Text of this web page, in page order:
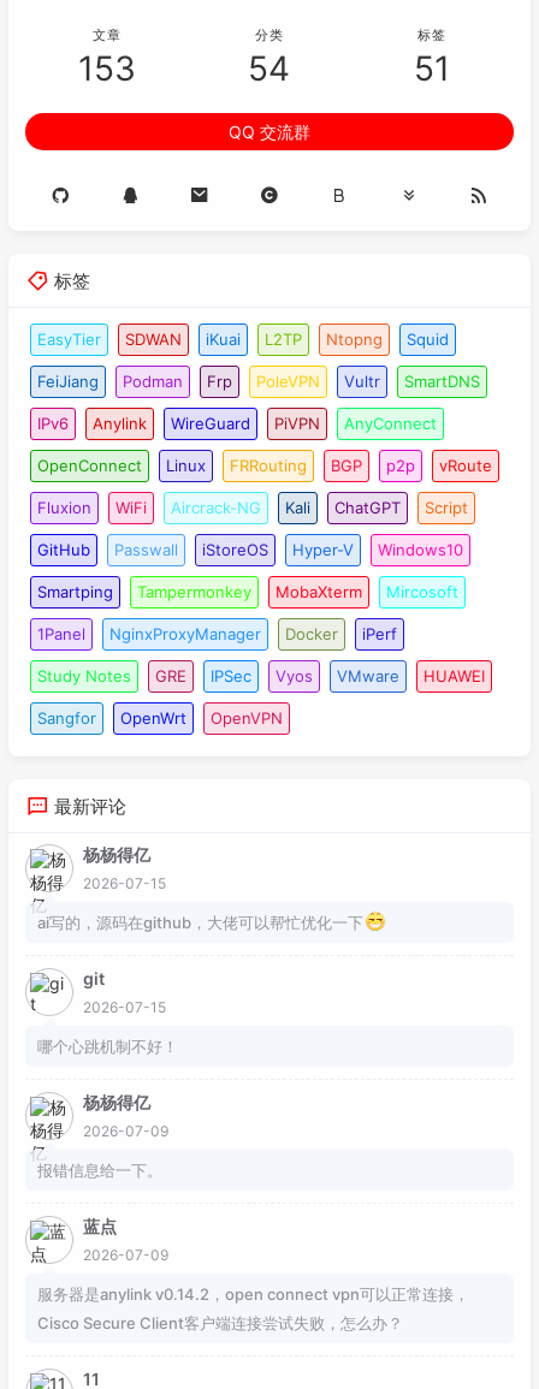
文章
153
分类
54
标签
51
QQ 交流群
标签
EasyTier SDWAN iKuai L2TP Ntopng Squid
FeiJiang Podman Frp PoleVPN Vultr SmartDNS
IPv6 Anylink WireGuard PiVPN AnyConnect
OpenConnect Linux FRRouting BGP p2p vRoute
Fluxion WiFi Aircrack-NG Kali ChatGPT Script
GitHub Passwall iStoreOS Hyper-V Windows10
Smartping Tampermonkey MobaXterm Mircosoft
1Panel NginxProxyManager Docker iPerf
Study Notes GRE IPSec Vyos VMware HUAWEI
Sangfor OpenWrt OpenVPN
最新评论
杨杨得亿
2026-07-15
ai写的，源码在github，大佬可以帮忙优化一下
git
2026-07-15
哪个心跳机制不好！
杨杨得亿
2026-07-09
报错信息给一下。
蓝点
2026-07-09
服务器是anylink v0.14.2，open connect vpn可以正常连接，
Cisco Secure Client客户端连接尝试失败，怎么办？
11